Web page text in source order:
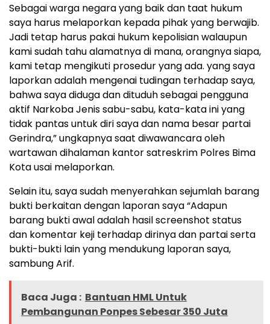
Sebagai warga negara yang baik dan taat hukum
saya harus melaporkan kepada pihak yang berwajib.
Jadi tetap harus pakai hukum kepolisian walaupun
kami sudah tahu alamatnya di mana, orangnya siapa,
kami tetap mengikuti prosedur yang ada. yang saya
laporkan adalah mengenai tudingan terhadap saya,
bahwa saya diduga dan dituduh sebagai pengguna
aktif Narkoba Jenis sabu-sabu, kata-kata ini yang
tidak pantas untuk diri saya dan nama besar partai
Gerindra,” ungkapnya saat diwawancara oleh
wartawan dihalaman kantor satreskrim Polres Bima
Kota usai melaporkan.
Selain itu, saya sudah menyerahkan sejumlah barang
bukti berkaitan dengan laporan saya “Adapun
barang bukti awal adalah hasil screenshot status
dan komentar keji terhadap dirinya dan partai serta
bukti-bukti lain yang mendukung laporan saya,
sambung Arif.
Baca Juga : Bantuan HML Untuk
Pembangunan Ponpes Sebesar 350 Juta